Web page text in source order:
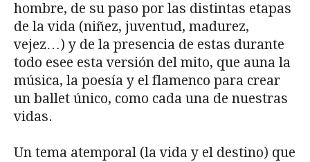
hombre, de su paso por las distintas etapas
de la vida (niñez, juventud, madurez,
vejez…) y de la presencia de estas durante
todo esee esta versión del mito, que auna la
música, la poesía y el flamenco para crear
un ballet único, como cada una de nuestras
vidas.
Un tema atemporal (la vida y el destino) que